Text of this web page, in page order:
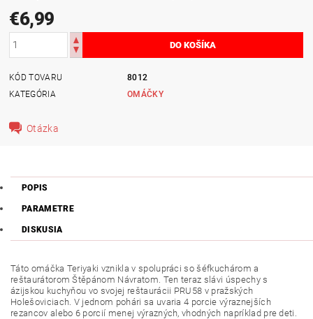
€6,99
KÓD TOVARU
8012
KATEGÓRIA
OMÁČKY
Otázka
POPIS
PARAMETRE
DISKUSIA
Táto omáčka Teriyaki vznikla v spolupráci so šéfkuchárom a
reštaurátorom Štěpánom Návratom. Ten teraz slávi úspechy s
ázijskou kuchyňou vo svojej reštaurácii PRU58 v pražských
Holešoviciach. V jednom pohári sa uvaria 4 porcie výraznejších
rezancov alebo 6 porcií menej výrazných, vhodných napríklad pre deti.